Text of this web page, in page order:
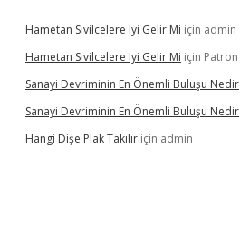
Hametan Sivilcelere Iyi Gelir Mi için admin
Hametan Sivilcelere Iyi Gelir Mi için Patron
Sanayi Devriminin En Önemli Buluşu Nedir
Sanayi Devriminin En Önemli Buluşu Nedir
Hangi Dişe Plak Takılır için admin